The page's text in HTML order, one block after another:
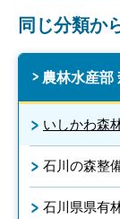
同じ分類か
農林水産部
いしかわ森
石川の森整
石川県県有